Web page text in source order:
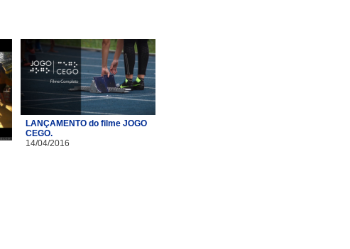
LANÇAMENTO do filme JOGO
CEGO.
14/04/2016